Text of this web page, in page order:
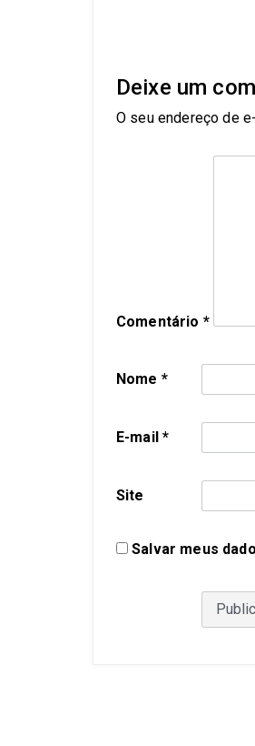
Deixe um
O seu endereço de
Comentário *
Nome *
E-mail*
Site
Salvar meus